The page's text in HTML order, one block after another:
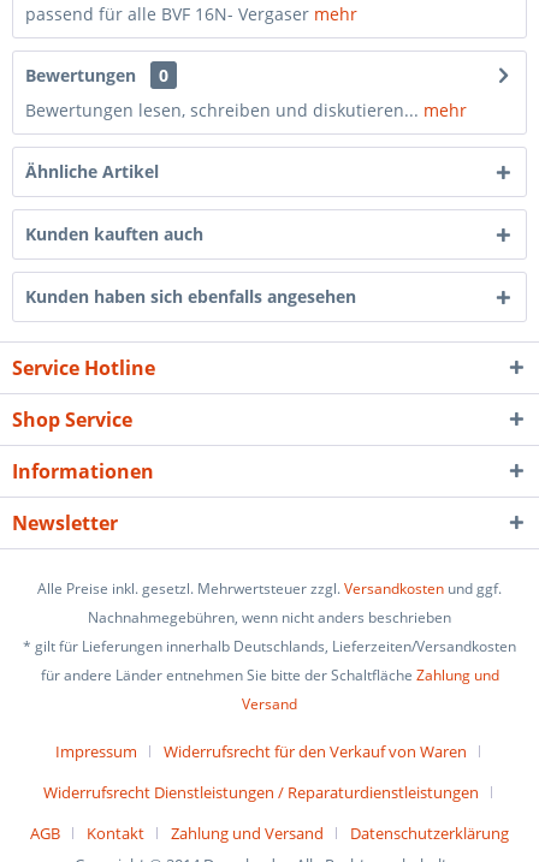
passend für alle BVF 16N- Vergaser mehr
Bewertungen
0
Bewertungen lesen, schreiben und diskutieren... mehr
Ähnliche Artikel
Kunden kauften auch
Kunden haben sich ebenfalls angesehen
Service Hotline
Shop Service
Informationen
Newsletter
Alle Preise inkl. gesetzl. Mehrwertsteuer zzgl.Versandkosten und ggf.
Nachnahmegebühren, wenn nicht anders beschrieben
* gilt für Lieferungen innerhalb Deutschlands, Lieferzeiten/Versandkosten
für andere Länder entnehmen Sie bitte der Schaltfläche Zahlung und
Versand
Impressum
Widerrufsrecht für den Verkauf von Waren
Widerrufsrecht Dienstleistungen / Reparaturdienstleistungen
AGB
Kontakt Zahlung und Versand
Datenschutzerklärung